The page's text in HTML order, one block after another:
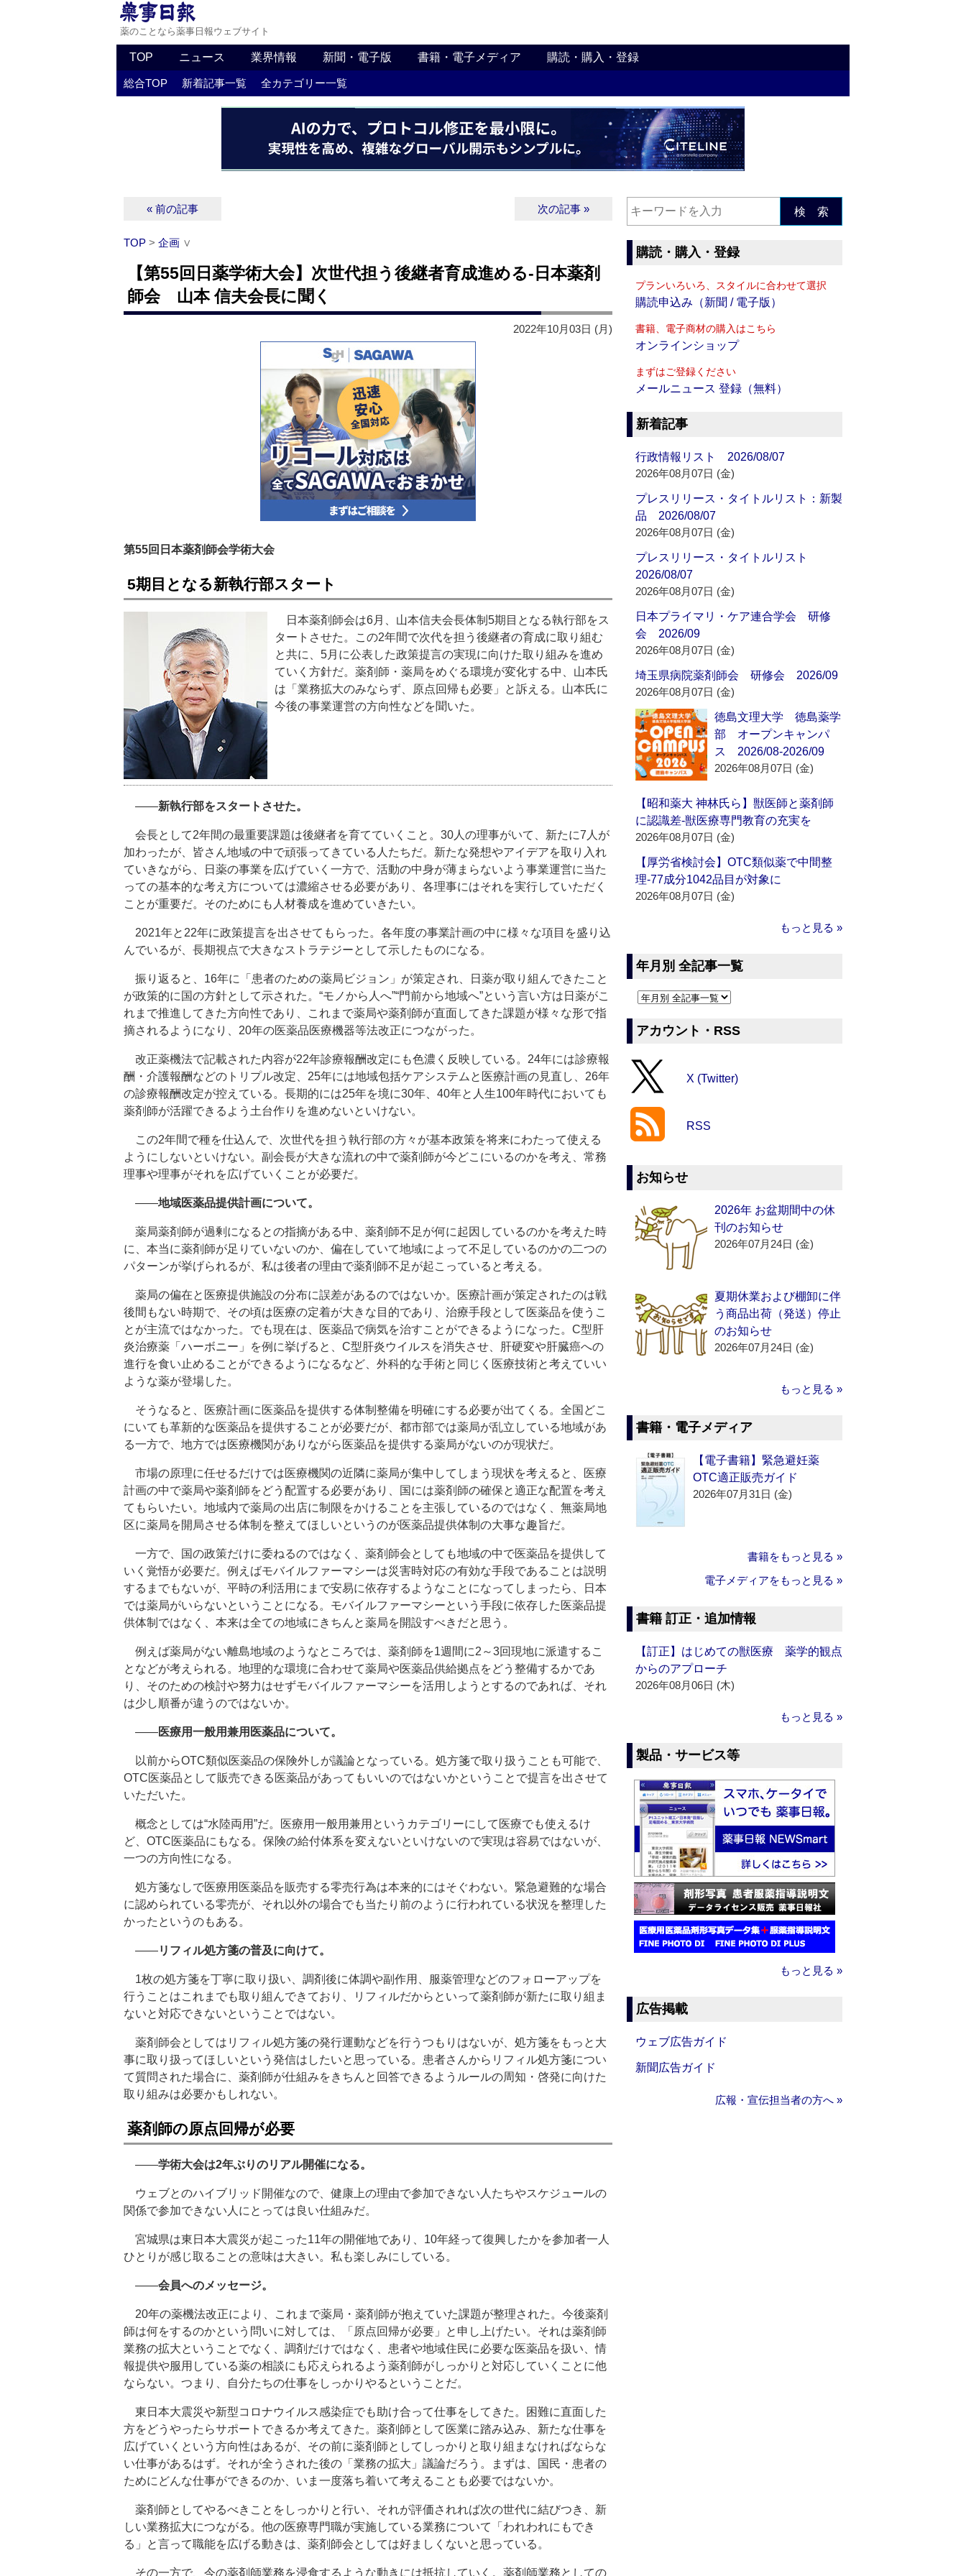
薬のことなら薬事日報ウェブサイト
TOP ニュース 業界情報 新聞・電子版 書籍・電子メディア 購読・購入・登録
総合TOP 新着記事一覧 全カテゴリー一覧
« 前の記事 次の記事 »
TOP > 企画 ∨
【第55回日薬学術大会】次世代担う後継者育成進める‐日本薬剤
師会 山本 信夫会長に聞く
2022年10月03日 (月)
第55回日本薬剤師会学術大会
5期目となる新執行部スタート
日本薬剤師会は6月、山本信夫会長体制5期目となる執行部をス
タートさせた。この2年間で次代を担う後継者の育成に取り組む
と共に、5月に公表した政策提言の実現に向けた取り組みを進め
ていく方針だ。薬剤師・薬局をめぐる環境が変化する中、山本氏
は「業務拡大のみならず、原点回帰も必要」と訴える。山本氏に
今後の事業運営の方向性などを聞いた。
――新執行部をスタートさせた。
会長として2年間の最重要課題は後継者を育てていくこと。30人の理事がいて、新たに7人が
加わったが、皆さん地域の中で頑張ってきている人たちだ。新たな発想やアイデアを取り入れ
ていきながら、日薬の事業を広げていく一方で、活動の中身が薄まらないよう事業運営に当た
っての基本的な考え方については濃縮させる必要があり、各理事にはそれを実行していただく
ことが重要だ。そのためにも人材養成を進めていきたい。
2021年と22年に政策提言を出させてもらった。各年度の事業計画の中に様々な項目を盛り込
んでいるが、長期視点で大きなストラテジーとして示したものになる。
振り返ると、16年に「患者のための薬局ビジョン」が策定され、日薬が取り組んできたこと
が政策的に国の方針として示された。“モノから人へ”“門前から地域へ”という言い方は日薬がこ
れまで推進してきた方向性であり、これまで薬局や薬剤師が直面してきた課題が様々な形で指
摘されるようになり、20年の医薬品医療機器等法改正につながった。
改正薬機法で記載された内容が22年診療報酬改定にも色濃く反映している。24年には診療報
酬・介護報酬などのトリプル改定、25年には地域包括ケアシステムと医療計画の見直し、26年
の診療報酬改定が控えている。長期的には25年を境に30年、40年と人生100年時代においても
薬剤師が活躍できるよう土台作りを進めないといけない。
この2年間で種を仕込んで、次世代を担う執行部の方々が基本政策を将来にわたって使える
ようにしないといけない。副会長が大きな流れの中で薬剤師が今どこにいるのかを考え、常務
理事や理事がそれを広げていくことが必要だ。
――地域医薬品提供計画について。
薬局薬剤師が過剰になるとの指摘がある中、薬剤師不足が何に起因しているのかを考えた時
に、本当に薬剤師が足りていないのか、偏在していて地域によって不足しているのかの二つの
パターンが挙げられるが、私は後者の理由で薬剤師不足が起こっていると考える。
薬局の偏在と医療提供施設の分布に誤差があるのではないか。医療計画が策定されたのは戦
後間もない時期で、その頃は医療の定着が大きな目的であり、治療手段として医薬品を使うこ
とが主流ではなかった。でも現在は、医薬品で病気を治すことができるようになった。C型肝
炎治療薬「ハーボニー」を例に挙げると、C型肝炎ウイルスを消失させ、肝硬変や肝臓癌への
進行を食い止めることができるようになるなど、外科的な手術と同じく医療技術と考えていい
ような薬が登場した。
そうなると、医療計画に医薬品を提供する体制整備を明確にする必要が出てくる。全国どこ
にいても革新的な医薬品を提供することが必要だが、都市部では薬局が乱立している地域があ
る一方で、地方では医療機関がありながら医薬品を提供する薬局がないのが現状だ。
市場の原理に任せるだけでは医療機関の近隣に薬局が集中してしまう現状を考えると、医療
計画の中で薬局や薬剤師をどう配置する必要があり、国には薬剤師の確保と適正な配置を考え
てもらいたい。地域内で薬局の出店に制限をかけることを主張しているのではなく、無薬局地
区に薬局を開局させる体制を整えてほしいというのが医薬品提供体制の大事な趣旨だ。
一方で、国の政策だけに委ねるのではなく、薬剤師会としても地域の中で医薬品を提供して
いく覚悟が必要だ。例えばモバイルファーマシーは災害時対応の有効な手段であることは説明
するまでもないが、平時の利活用にまで安易に依存するようなことになってしまったら、日本
では薬局がいらないということになる。モバイルファーマシーという手段に依存した医薬品提
供体制ではなく、本来は全ての地域にきちんと薬局を開設すべきだと思う。
例えば薬局がない離島地域のようなところでは、薬剤師を1週間に2～3回現地に派遣するこ
となどが考えられる。地理的な環境に合わせて薬局や医薬品供給拠点をどう整備するかであ
り、そのための検討や努力はせずモバイルファーマシーを活用しようとするのであれば、それ
は少し順番が違うのではないか。
――医療用一般用兼用医薬品について。
以前からOTC類似医薬品の保険外しが議論となっている。処方箋で取り扱うことも可能で、
OTC医薬品として販売できる医薬品があってもいいのではないかということで提言を出させて
いただいた。
概念としては“水陸両用”だ。医療用一般用兼用というカテゴリーにして医療でも使えるけ
ど、OTC医薬品にもなる。保険の給付体系を変えないといけないので実現は容易ではないが、
一つの方向性になる。
処方箋なしで医療用医薬品を販売する零売行為は本来的にはそぐわない。緊急避難的な場合
に認められている零売が、それ以外の場合でも当たり前のように行われている状況を整理した
かったというのもある。
――リフィル処方箋の普及に向けて。
1枚の処方箋を丁寧に取り扱い、調剤後に体調や副作用、服薬管理などのフォローアップを
行うことはこれまでも取り組んできており、リフィルだからといって薬剤師が新たに取り組ま
ないと対応できないということではない。
薬剤師会としてはリフィル処方箋の発行運動などを行うつもりはないが、処方箋をもっと大
事に取り扱ってほしいという発信はしたいと思っている。患者さんからリフィル処方箋につい
て質問された場合に、薬剤師が仕組みをきちんと回答できるようルールの周知・啓発に向けた
取り組みは必要かもしれない。
薬剤師の原点回帰が必要
――学術大会は2年ぶりのリアル開催になる。
ウェブとのハイブリッド開催なので、健康上の理由で参加できない人たちやスケジュールの
関係で参加できない人にとっては良い仕組みだ。
宮城県は東日本大震災が起こった11年の開催地であり、10年経って復興したかを参加者一人
ひとりが感じ取ることの意味は大きい。私も楽しみにしている。
――会員へのメッセージ。
20年の薬機法改正により、これまで薬局・薬剤師が抱えていた課題が整理された。今後薬剤
師は何をするのかという問いに対しては、「原点回帰が必要」と申し上げたい。それは薬剤師
業務の拡大ということでなく、調剤だけではなく、患者や地域住民に必要な医薬品を扱い、情
報提供や服用している薬の相談にも応えられるよう薬剤師がしっかりと対応していくことに他
ならない。つまり、自分たちの仕事をしっかりやるということだ。
東日本大震災や新型コロナウイルス感染症でも助け合って仕事をしてきた。困難に直面した
方をどうやったらサポートできるか考えてきた。薬剤師として医業に踏み込み、新たな仕事を
広げていくという方向性はあるが、その前に薬剤師としてしっかりと取り組まなければならな
い仕事があるはず。それが全うされた後の「業務の拡大」議論だろう。まずは、国民・患者の
ためにどんな仕事ができるのか、いま一度落ち着いて考えることも必要ではないか。
薬剤師としてやるべきことをしっかりと行い、それが評価されれば次の世代に結びつき、新
しい業務拡大につながる。他の医療専門職が実施している業務について「われわれにもでき
る」と言って職能を広げる動きは、薬剤師会としては好ましくないと思っている。
その一方で、今の薬剤師業務を浸食するような動きには抵抗していく。薬剤師業務としての
検 索
購読・購入・登録
プランいろいろ、スタイルに合わせて選択
購読申込み（新聞 / 電子版）
書籍、電子商材の購入はこちら
オンラインショップ
まずはご登録ください
メールニュース 登録（無料）
新着記事
行政情報リスト 2026/08/07
2026年08月07日 (金)
プレスリリース・タイトルリスト：新製
品 2026/08/07
2026年08月07日 (金)
プレスリリース・タイトルリスト
2026/08/07
2026年08月07日 (金)
日本プライマリ・ケア連合学会 研修
会 2026/09
2026年08月07日 (金)
埼玉県病院薬剤師会 研修会 2026/09
2026年08月07日 (金)
徳島文理大学 徳島薬学
部 オープンキャンパ
ス 2026/08-2026/09
2026年08月07日 (金)
【昭和薬大 神林氏ら】獣医師と薬剤師
に認識差‐獣医療専門教育の充実を
2026年08月07日 (金)
【厚労省検討会】OTC類似薬で中間整
理‐77成分1042品目が対象に
2026年08月07日 (金)
もっと見る »
年月別 全記事一覧
アカウント・RSS
X (Twitter)
RSS
お知らせ
2026年 お盆期間中の休
刊のお知らせ
2026年07月24日 (金)
夏期休業および棚卸に伴
う商品出荷（発送）停止
のお知らせ
2026年07月24日 (金)
もっと見る »
書籍・電子メディア
【電子書籍】緊急避妊薬
OTC適正販売ガイド
2026年07月31日 (金)
書籍をもっと見る »
電子メディアをもっと見る »
書籍 訂正・追加情報
【訂正】はじめての獣医療 薬学的観点
からのアプローチ
2026年08月06日 (木)
もっと見る »
製品・サービス等
もっと見る »
広告掲載
ウェブ広告ガイド
新聞広告ガイド
広報・宣伝担当者の方へ »